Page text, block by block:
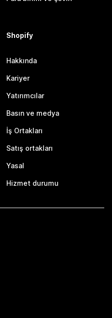
Shopify
Hakkında
Kariyer
Yatırımcılar
Basın ve medya
İş Ortakları
Satış ortakları
Yasal
Hizmet durumu